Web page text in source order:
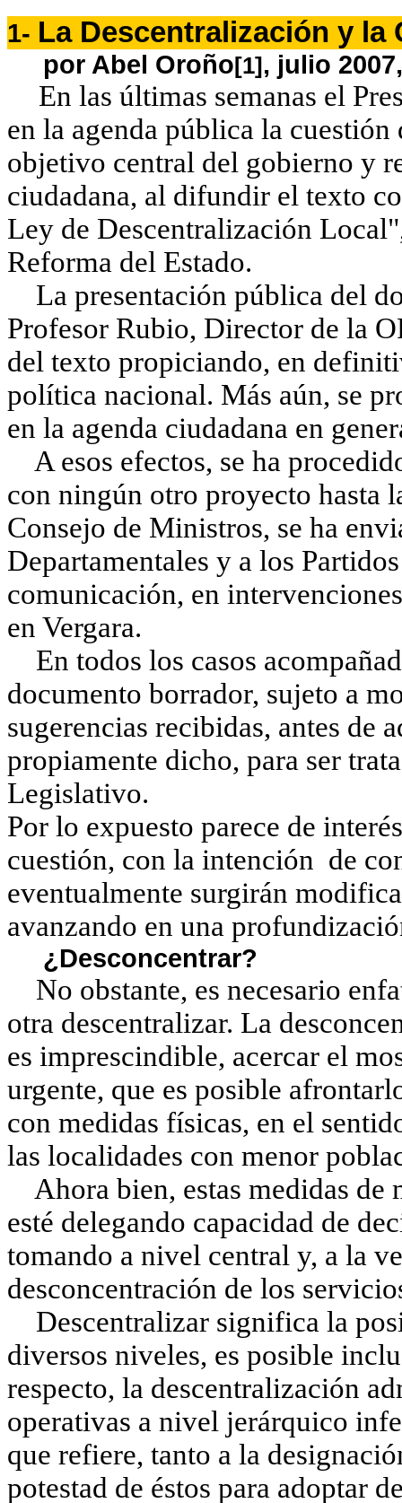
1- La Descentralización y la
por Abel Oroño[1], julio
En las últimas semanas el
en la agenda pública la
objetivo central del gobierno y
ciudadana, al difundir el texto
Ley de Descentralización
Reforma del Estado.
La presentación pública del
Profesor Rubio, Director de la
del texto propiciando, en
política nacional. Más aún, se
en la agenda ciudadana en
A esos efectos, se ha
con ningún otro proyecto hasta
Consejo de Ministros, se ha
Departamentales y a los
comunicación, en
en Vergara.
En todos los casos
documento borrador, sujeto a
sugerencias recibidas, antes de
propiamente dicho, para ser
Legislativo.
Por lo expuesto parece de
cuestión, con la intención de
eventualmente surgirán
avanzando en una
¿Desconcentrar?
No obstante, es necesario
otra descentralizar. La
es imprescindible, acercar el
urgente, que es posible
con medidas físicas, en el
las localidades con menor
Ahora bien, estas medidas de
esté delegando capacidad de
tomando a nivel central y, a la
desconcentración de los
Descentralizar significa la
diversos niveles, es posible
respecto, la descentralización
operativas a nivel jerárquico
que refiere, tanto a la
potestad de éstos para adoptar